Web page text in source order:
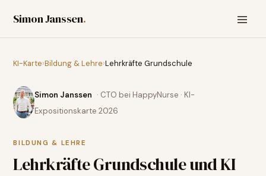
Simon Janssen.
KI-Karte›Bildung & Lehre›Lehrkräfte Grundschule
Simon Janssen · CTO bei HappyNurse · KI-
Expositionskarte 2026
BILDUNG & LEHRE
Lehrkräfte Grundschuleund KI